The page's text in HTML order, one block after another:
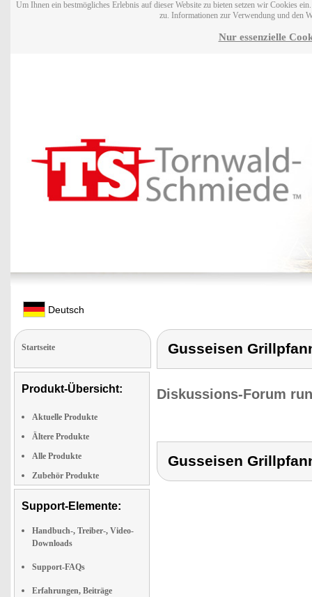
Um Ihnen ein bestmögliches Erlebnis auf dieser Website zu bieten setzen wir Cookies
zu. Informationen zur Verwendung und den
Nur essenzielle
Deutsch
Startseite
Produkt-Übersicht:
Aktuelle Produkte
Ältere Produkte
Alle Produkte
Zubehör Produkte
Support-Elemente:
Handbuch-, Treiber-, Video-
Downloads
Support-FAQs
Erfahrungen, Beiträge
Gusseisen
Diskussions-Forum
Gusseisen